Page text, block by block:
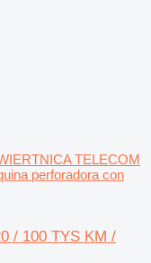
TELECOM
perforadora con
/ 100 TYS KM /